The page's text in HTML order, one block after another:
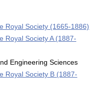
Royal Society (1665-1886)
Royal Society A (1887-
Engineering Sciences
Royal Society B (1887-